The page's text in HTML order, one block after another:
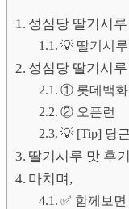
성심당 딸기시루
💡 딸기시
성심당 딸기시
① 롯데백화
② 오픈런
💡 [Tip] 당
딸기시루 맛 후기
마치며,
✅ 함께보